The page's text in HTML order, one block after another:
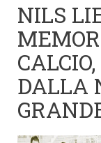
NILS
DALLA